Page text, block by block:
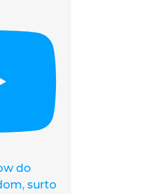
do
surto